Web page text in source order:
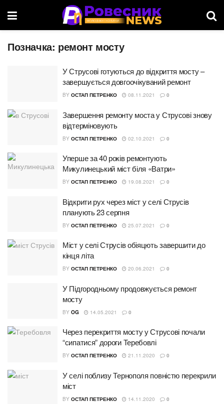
Позначка: ремонт мосту
У Струсові готуються до відкриття мосту –
завершується довгоочікуваний ремонт
BY ОСТАП ПЕТРЕНКО 08.11.2021 0
Завершення ремонту моста у Струсові знову
відтерміновують
BY ОСТАП ПЕТРЕНКО 02.10.2021 0
Уперше за 40 років ремонтують
Микулинецький міст біля «Ватри»
BY ОСТАП ПЕТРЕНКО 19.08.2021 0
Відкрити рух через міст у селі Струсів
планують 23 серпня
BY ОСТАП ПЕТРЕНКО 25.07.2021 0
Міст у селі Струсів обіяцють завершити до
кінця літа
BY ОСТАП ПЕТРЕНКО 20.06.2021 0
У Підгородньому продовжується ремонт
мосту
BY OG 14.05.2021 0
Через перекриття мосту у Струсові почали
“сипатися” дороги Теребовлі
BY ОСТАП ПЕТРЕНКО 21.11.2020 0
У селі поблизу Тернополя повністю перекрили
міст
BY ОСТАП ПЕТРЕНКО 14.11.2020 0